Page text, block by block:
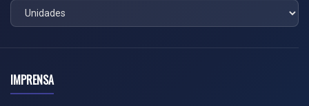
IMPRENSA